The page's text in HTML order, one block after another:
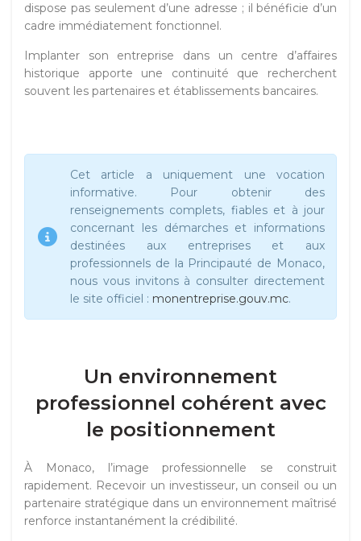
dispose pas seulement d’une adresse ; il bénéficie d’un
cadre immédiatement fonctionnel.
Implanter son entreprise dans un centre d’affaires
historique apporte une continuité que recherchent
souvent les partenaires et établissements bancaires.
Cet article a uniquement une vocation
informative. Pour obtenir des
renseignements complets, fiables et à jour
concernant les démarches et informations
destinées aux entreprises et aux
professionnels de la Principauté de Monaco,
nous vous invitons à consulter directement
le site officiel : monentreprise.gouv.mc.
Un environnement
professionnel cohérent avec
le positionnement
À Monaco, l’image professionnelle se construit
rapidement. Recevoir un investisseur, un conseil ou un
partenaire stratégique dans un environnement maîtrisé
renforce instantanément la crédibilité.